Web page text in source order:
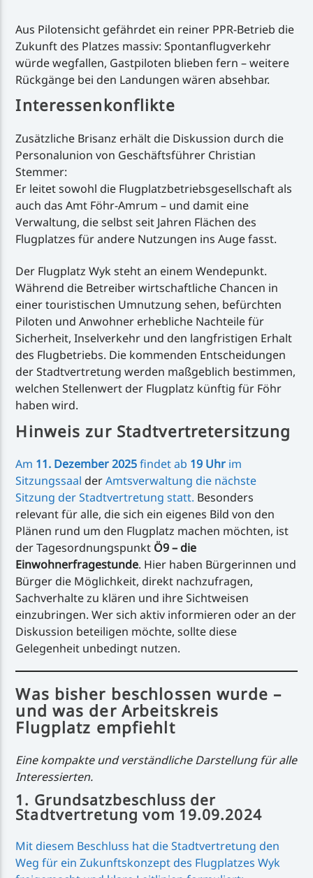
Aus Pilotensicht gefährdet ein reiner PPR-Betrieb die
Zukunft des Platzes massiv: Spontanflugverkehr
würde wegfallen, Gastpiloten blieben fern – weitere
Rückgänge bei den Landungen wären absehbar.
Interessenkonflikte
Zusätzliche Brisanz erhält die Diskussion durch die
Personalunion von Geschäftsführer Christian
Stemmer:
Er leitet sowohl die Flugplatzbetriebsgesellschaft als
auch das Amt Föhr-Amrum – und damit eine
Verwaltung, die selbst seit Jahren Flächen des
Flugplatzes für andere Nutzungen ins Auge fasst.
Der Flugplatz Wyk steht an einem Wendepunkt.
Während die Betreiber wirtschaftliche Chancen in
einer touristischen Umnutzung sehen, befürchten
Piloten und Anwohner erhebliche Nachteile für
Sicherheit, Inselverkehr und den langfristigen Erhalt
des Flugbetriebs. Die kommenden Entscheidungen
der Stadtvertretung werden maßgeblich bestimmen,
welchen Stellenwert der Flugplatz künftig für Föhr
haben wird.
Hinweis zur Stadtvertretersitzung
Am 11. Dezember 2025findet ab 19 Uhr im
Sitzungssaal derAmtsverwaltung die nächste
Sitzung der Stadtvertretung statt. Besonders
relevant für alle, die sich ein eigenes Bild von den
Plänen rund um den Flugplatz machen möchten, ist
der Tagesordnungspunkt Ö9 – die
Einwohnerfragestunde. Hier haben Bürgerinnen und
Bürger die Möglichkeit, direkt nachzufragen,
Sachverhalte zu klären und ihre Sichtweisen
einzubringen. Wer sich aktiv informieren oder an der
Diskussion beteiligen möchte, sollte diese
Gelegenheit unbedingt nutzen.
Was bisher beschlossen wurde –
und was der Arbeitskreis
Flugplatz empfiehlt
Eine kompakte und verständliche Darstellung für alle
Interessierten.
1. Grundsatzbeschluss der
Stadtvertretung vom 19.09.2024
Mit diesem Beschluss hat die Stadtvertretung den
Weg für ein Zukunftskonzept des Flugplatzes Wyk